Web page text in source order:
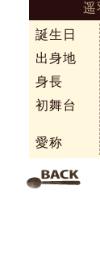
遥
誕生日
出身地
身長
初舞台
愛称